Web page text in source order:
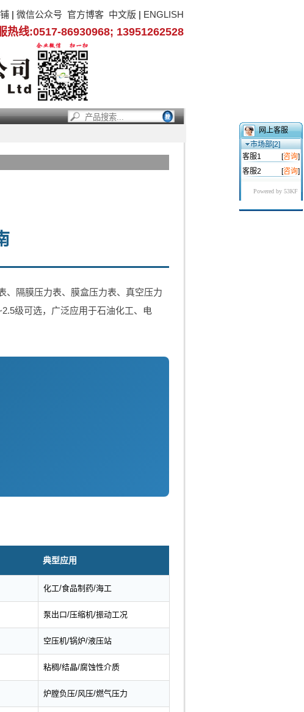
| 微信公众号 官方博客 中文版 | ENGLISH
热线:0517-86930968; 13951262528
、隔膜压力表、膜盒压力表、真空压力
级可选，广泛应用于石油化工、电
典型应用
化工/食品制药/海工
泵出口/压缩机/振动工况
空压机/锅炉/液压站
粘稠/结晶/腐蚀性介质
炉膛负压/风压/燃气压力
网上客服
市场部[2]
客服1
[咨询]
客服2
[咨询]
Powered by 53KF